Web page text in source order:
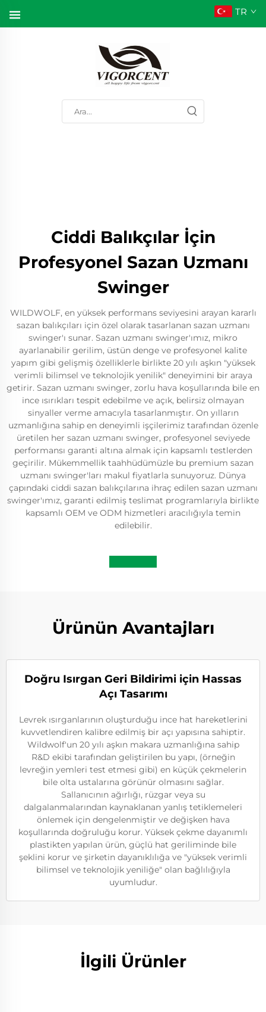
TR
Ciddi Balıkçılar İçin
Profesyonel Sazan Uzmanı
Swinger
WILDWOLF, en yüksek performans seviyesini arayan kararlı
sazan balıkçıları için özel olarak tasarlanan sazan uzmanı
swinger'ı sunar. Sazan uzmanı swinger'ımız, mikro
ayarlanabilir gerilim, üstün denge ve profesyonel kalite
yapım gibi gelişmiş özelliklerle birlikte 20 yılı aşkın "yüksek
verimli bilimsel ve teknolojik yenilik" deneyimini bir araya
getirir. Sazan uzmanı swinger, zorlu hava koşullarında bile en
ince ısırıkları tespit edebilme ve açık, belirsiz olmayan
sinyaller verme amacıyla tasarlanmıştır. On yılların
uzmanlığına sahip en deneyimli işçilerimiz tarafından özenle
üretilen her sazan uzmanı swinger, profesyonel seviyede
performansı garanti altına almak için kapsamlı testlerden
geçirilir. Mükemmellik taahhüdümüzle bu premium sazan
uzmanı swinger'ları makul fiyatlarla sunuyoruz. Dünya
çapındaki ciddi sazan balıkçılarına ihraç edilen sazan uzmanı
swinger'ımız, garanti edilmiş teslimat programlarıyla birlikte
kapsamlı OEM ve ODM hizmetleri aracılığıyla temin
edilebilir.
Ürünün Avantajları
Doğru Isırgan Geri Bildirimi için Hassas
Açı Tasarımı
Levrek ısırganlarının oluşturduğu ince hat hareketlerini
kuvvetlendiren kalibre edilmiş bir açı yapısına sahiptir.
Wildwolf'un 20 yılı aşkın makara uzmanlığına sahip
R&D ekibi tarafından geliştirilen bu yapı, (örneğin
levreğin yemleri test etmesi gibi) en küçük çekmelerin
bile olta ustalarına görünür olmasını sağlar.
Sallanıcının ağırlığı, rüzgar veya su
dalgalanmalarından kaynaklanan yanlış tetiklemeleri
önlemek için dengelenmiştir ve değişken hava
koşullarında doğruluğu korur. Yüksek çekme dayanımlı
plastikten yapılan ürün, güçlü hat geriliminde bile
şeklini korur ve şirketin dayanıklılığa ve "yüksek verimli
bilimsel ve teknolojik yeniliğe" olan bağlılığıyla
uyumludur.
İlgili Ürünler